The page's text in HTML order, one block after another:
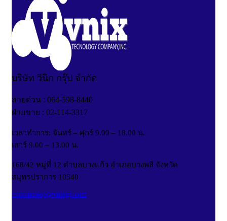
บริษัท วีนิก กรุ๊ป จำกัด
สายด่วน : 064-598-8440
ฝ่ายขาย : 02-114-3317
เวลาทำการ: จันทร์ – ศุกร์ 9.00 – 18.00 น.
เสาร์ 9.00 – 13.00 น.
168/42 หมู่ที่ 12 ตำบลบางแก้ว อำเภอบางพลี จังหวัด
สมุทรปราการ 10540
vnixonestop@vnixgp.com